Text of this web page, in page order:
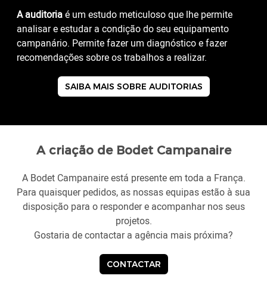
A auditoriaé um estudo meticuloso que lhe permite
analisar e estudar a condição do seu equipamento
campanário. Permite fazer um diagnóstico e fazer
recomendações sobre os trabalhos a realizar.
SAIBA MAIS SOBRE AUDITORIAS
A criação de Bodet Campanaire
A Bodet Campanaire está presente em toda a França.
Para quaisquer pedidos, as nossas equipas estão à sua
disposição para o responder e acompanhar nos seus
projetos.
Gostaria de contactar a agência mais próxima?
CONTACTAR